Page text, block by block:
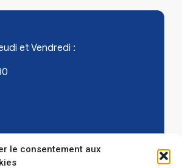
le consentement aux
et Vendredi :
et 3ème de chaque mois :